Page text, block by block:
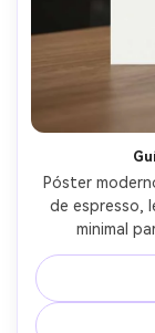
Póster
de espresso,
minimal
ordenada,
alta
85mm, fondo